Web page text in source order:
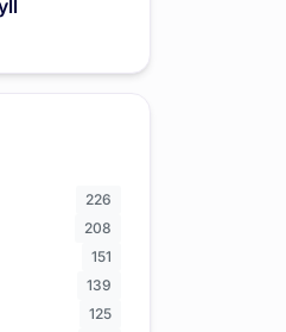
226
208
151
139
125